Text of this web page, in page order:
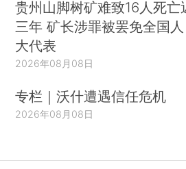
贵州山脚树矿难致16人死亡
三年 矿长涉罪被罢免全国人
大代表
2026年08月08日
专栏｜沃什遭遇信任危机
2026年08月08日